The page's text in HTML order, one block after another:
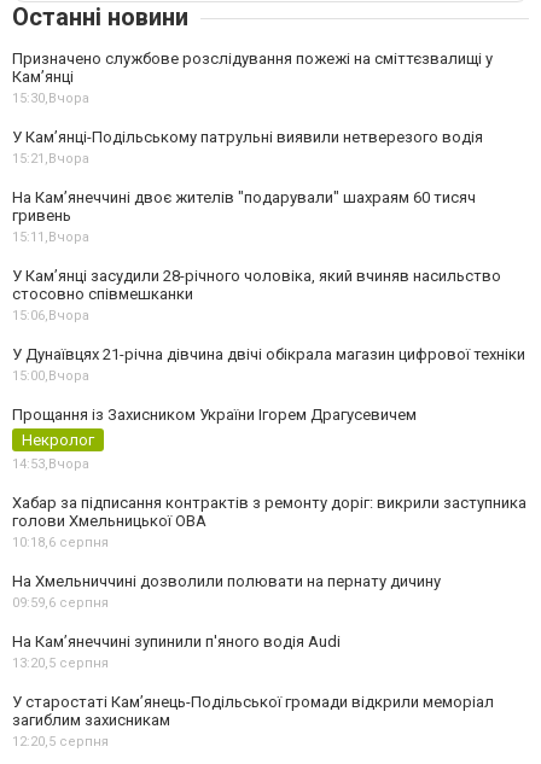
Останні новини
Призначено службове розслідування пожежі на сміттєзвалищі у
Кам’янці
15:30,Вчора
У Кам’янці-Подільському патрульні виявили нетверезого водія
15:21,Вчора
На Камʼянеччині двоє жителів "подарували" шахраям 60 тисяч
гривень
15:11,Вчора
У Камʼянці засудили 28-річного чоловіка, який вчиняв насильство
стосовно співмешканки
15:06,Вчора
У Дунаївцях 21-річна дівчина двічі обікрала магазин цифрової техніки
15:00,Вчора
Прощання із Захисником України Ігорем Драгусевичем
Некролог
14:53,Вчора
Хабар за підписання контрактів з ремонту доріг: викрили заступника
голови Хмельницької ОВА
10:18,6 серпня
На Хмельниччині дозволили полювати на пернату дичину
09:59,6 серпня
На Камʼянеччині зупинили п'яного водія Audi
13:20,5 серпня
У старостаті Кам’янець-Подільської громади відкрили меморіал
загиблим захисникам
12:20,5 серпня